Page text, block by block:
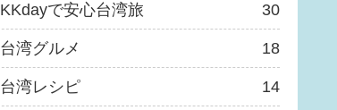
KKdayで安心台湾旅 30
台湾グルメ 18
台湾レシピ 14